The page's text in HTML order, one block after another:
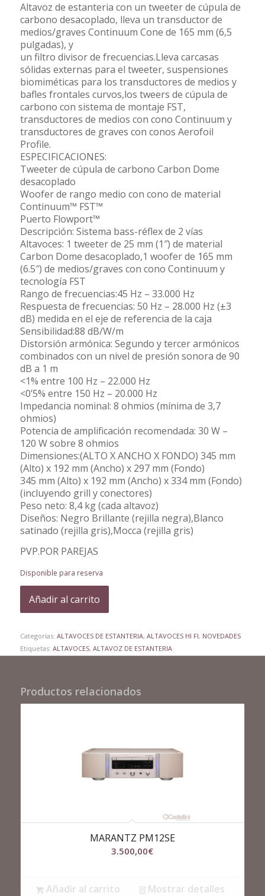
Altavoz de estanteria con un tweeter de cúpula de
carbono desacoplado, lleva un transductor de
medios/graves Continuum Cone de 165 mm (6,5
pulgadas), y
un filtro divisor de frecuencias.Lleva carcasas
sólidas externas para el tweeter, suspensiones
biomiméticas para los transductores de medios y
bafles frontales curvos,los tweers de cúpula de
carbono con sistema de montaje FST,
transductores de medios con cono Continuum y
transductores de graves con conos Aerofoil
Profile.
ESPECIFICACIONES:
Tweeter de cúpula de carbono Carbon Dome
desacoplado
Woofer de rango medio con cono de material
Continuum™ FST™
Puerto Flowport™
Descripción: Sistema bass-réflex de 2 vías
Altavoces: 1 tweeter de 25 mm (1″) de material
Carbon Dome desacoplado,1 woofer de 165 mm
(6.5″) de medios/graves con cono Continuum y
tecnología FST
Rango de frecuencias:45 Hz – 33.000 Hz
Respuesta de frecuencias: 50 Hz – 28.000 Hz (±3
dB) medida en el eje de referencia de la caja
Sensibilidad:88 dB/W/m
Distorsión armónica: Segundo y tercer armónicos
combinados con un nivel de presión sonora de 90
dB a 1 m
<1% entre 100 Hz – 22.000 Hz
<0’5% entre 150 Hz – 20.000 Hz
Impedancia nominal: 8 ohmios (mínima de 3,7
ohmios)
Potencia de amplificación recomendada: 30 W –
120 W sobre 8 ohmios
Dimensiones:(ALTO X ANCHO X FONDO) 345 mm
(Alto) x 192 mm (Ancho) x 297 mm (Fondo)
345 mm (Alto) x 192 mm (Ancho) x 334 mm (Fondo)
(incluyendo grill y conectores)
Peso neto: 8,4 kg (cada altavoz)
Diseños: Negro Brillante (rejilla negra),Blanco
satinado (rejilla gris),Mocca (rejilla gris)
PVP.POR PAREJAS
Disponible para reserva
Añadir al carrito
Categorías: ALTAVOCES DE ESTANTERIA, ALTAVOCES HI FI, NOVEDADES
Etiquetas: ALTAVOCES, ALTAVOZ DE ESTANTERIA
Productos relacionados
MARANTZ PM12SE
3.500,00€
Añadir al carrito Mostrar detalles